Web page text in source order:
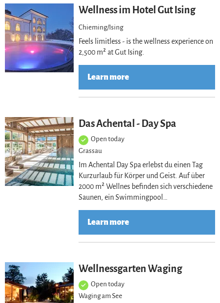
Wellness im Hotel Gut Ising
Chieming/Ising
Feels limitless - is the wellness experience on
2,500 m² at Gut Ising.
Learn more
Das Achental - Day Spa
Open today
Grassau
Im Achental Day Spa erlebst du einen Tag
Kurzurlaub für Körper und Geist. Auf über
2000 m² Wellnes befinden sich verschiedene
Saunen, ein Swimmingpool…
Learn more
Wellnessgarten Waging
Open today
Waging am See